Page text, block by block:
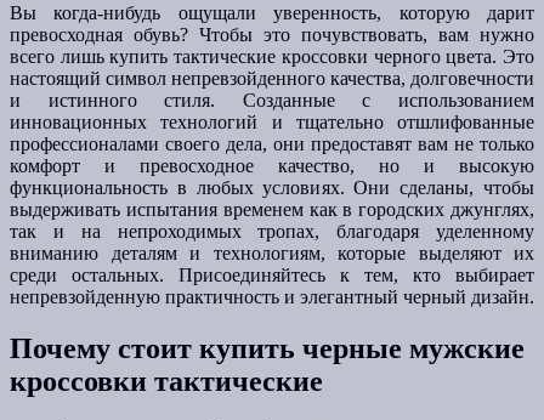
Вы когда-нибудь ощущали уверенность, которую дарит
превосходная обувь? Чтобы это почувствовать, вам нужно
всего лишь купить тактические кроссовки черного цвета. Это
настоящий символ непревзойденного качества, долговечности
и истинного стиля. Созданные с использованием
инновационных технологий и тщательно отшлифованные
профессионалами своего дела, они предоставят вам не только
комфорт и превосходное качество, но и высокую
функциональность в любых условиях. Они сделаны, чтобы
выдерживать испытания временем как в городских джунглях,
так и на непроходимых тропах, благодаря уделенному
вниманию деталям и технологиям, которые выделяют их
среди остальных. Присоединяйтесь к тем, кто выбирает
непревзойденную практичность и элегантный черный дизайн.
Почему стоит купить черные мужские
кроссовки тактические